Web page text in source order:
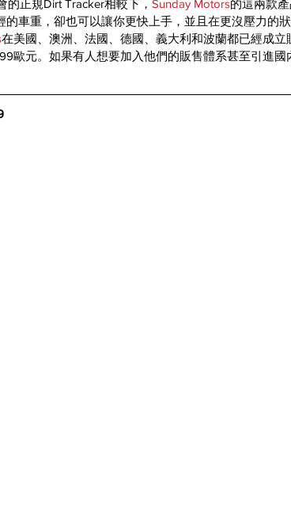
的正規Dirt Tracker相較下， Sunday Motors的這兩款
的車重，卻也可以讓你更快上手，並且在更沒壓力的狀
在美國、澳洲、法國、德國、義大利和波蘭都已經成立
歐元。如果有人想要加入他們的販售體系甚至引進